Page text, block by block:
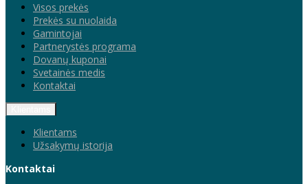
Visos prekės
Prekės su nuolaida
Gamintojai
Partnerystės programa
Dovanų kuponai
Svetainės medis
Kontaktai
Klientams
Užsakymų istorija
Kontaktai